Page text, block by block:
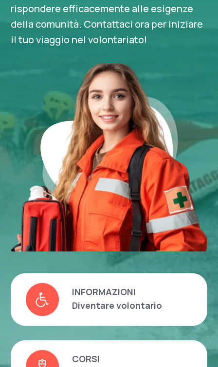
rispondere efficacemente alle esigenze
della comunità. Contattaci ora per iniziare
il tuo viaggio nel volontariato!
INFORMAZIONI
Diventare volontario
CORSI